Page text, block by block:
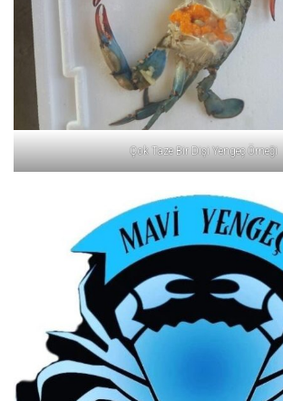
Çok Taze Bir Dişi Yengeç Örneği